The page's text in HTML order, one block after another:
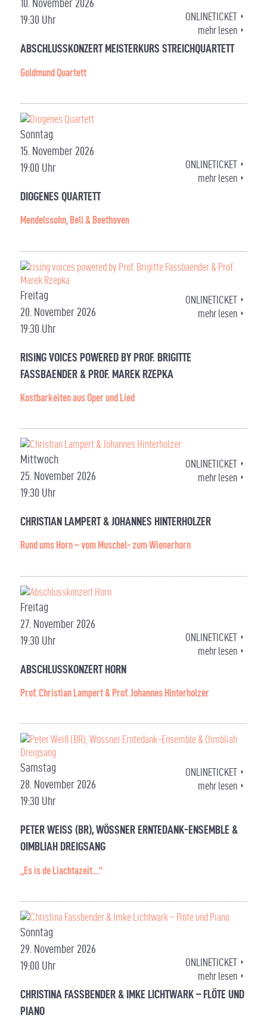
10. November 2026
19:30 Uhr
ABSCHLUSSKONZERT MEISTERKURS STREICHQUARTETT
Goldmund Quartett
ONLINETICKET
mehr lesen
Sonntag
15. November 2026
19:00 Uhr
DIOGENES QUARTETT
Mendelssohn, Bell & Beethoven
ONLINETICKET
mehr lesen
Freitag
20. November 2026
19:30 Uhr
RISING VOICES POWERED BY PROF. BRIGITTE
FASSBAENDER & PROF. MAREK RZEPKA
Kostbarkeiten aus Oper und Lied
ONLINETICKET
mehr lesen
Mittwoch
25. November 2026
19:30 Uhr
CHRISTIAN LAMPERT & JOHANNES HINTERHOLZER
Rund ums Horn – vom Muschel- zum Wienerhorn
ONLINETICKET
mehr lesen
Freitag
27. November 2026
19:30 Uhr
ABSCHLUSSKONZERT HORN
Prof. Christian Lampert & Prof. Johannes Hinterholzer
ONLINETICKET
mehr lesen
Samstag
28. November 2026
19:30 Uhr
PETER WEISS (BR), WÖSSNER ERNTEDANK-ENSEMBLE & O
IMBLIAH DREIGSANG
„Es is de Liachtazeit…“
ONLINETICKET
mehr lesen
Sonntag
29. November 2026
19:00 Uhr
CHRISTINA FASSBENDER & IMKE LICHTWARK – FLÖTE UND
PIANO
ONLINETICKET
mehr lesen